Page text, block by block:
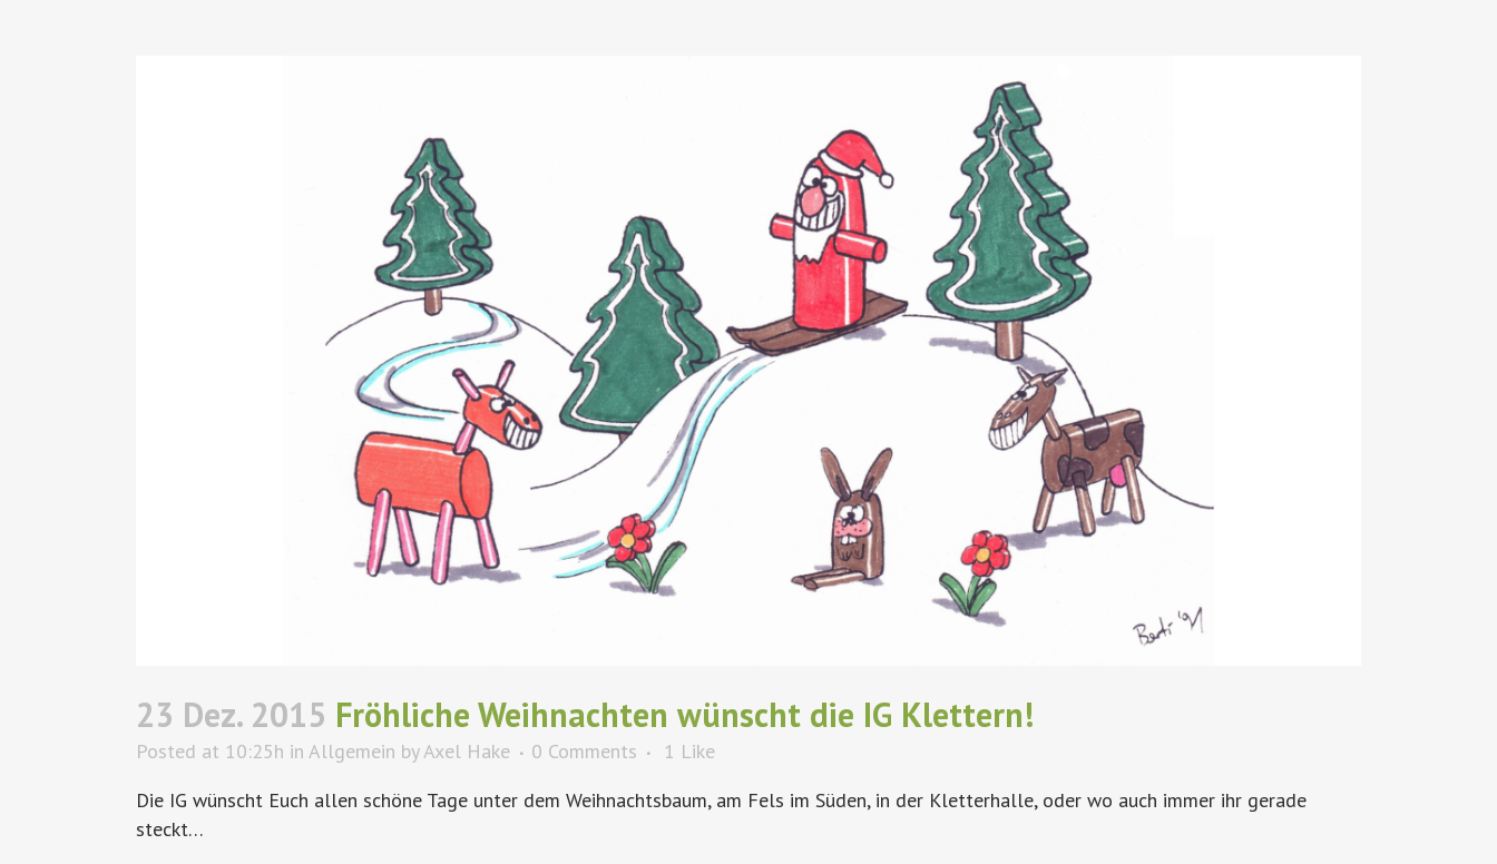
23 Dez. 2015 Fröhliche Weihnachten wünscht die IG Klettern!
Posted at 10:25h in Allgemein byAxel Hake 0 Comments 1 Like
Die IG wünscht Euch allen schöne Tage unter dem Weihnachtsbaum, am Fels im Süden, in der Kletterhalle, oder wo auch immer ihr gerade
steckt…